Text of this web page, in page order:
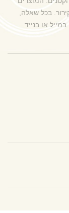
בכל שאלה,
או בנייד.